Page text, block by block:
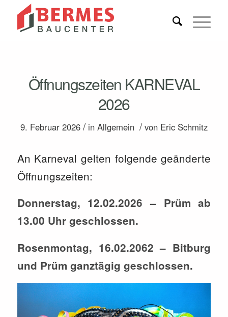
Öffnungszeiten KARNEVAL
2026
9. Februar 2026 / in Allgemein / von Eric Schmitz
An Karneval gelten folgende geänderte
Öffnungszeiten:
Donnerstag, 12.02.2026 – Prüm ab
13.00 Uhr geschlossen.
Rosenmontag, 16.02.2062 – Bitburg
und Prüm ganztägig geschlossen.